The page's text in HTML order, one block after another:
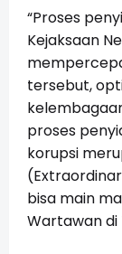
“Proses
Kejaksaan
tersebut,
proses
korupsi
bisa main
Wartawan di